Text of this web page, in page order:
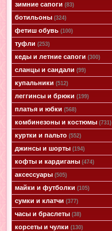
зимние сапоги (83)
ботильоны (324)
фетиш обувь (100)
туфли (253)
кеды и летние сапоги (300)
сланцы и сандали (99)
купальники (512)
леггинсы и брюки (199)
платья и юбки (568)
комбинезоны и костюмы (731)
куртки и пальто (552)
джинсы и шорты (194)
кофты и кардиганы (474)
аксессуары (505)
майки и футболки (105)
сумки и клатчи (377)
часы и браслеты (38)
корсеты и чулки (130)